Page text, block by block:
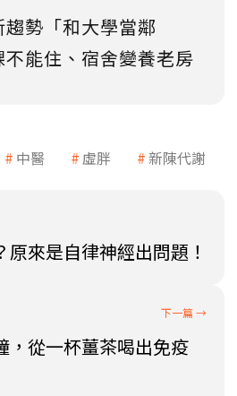
勢「和大學當鄰
能住、宿舍變養老房
中醫 虛胖 新陳代謝
來是自律神經出問題！
，從一杯薑茶喝出免疫